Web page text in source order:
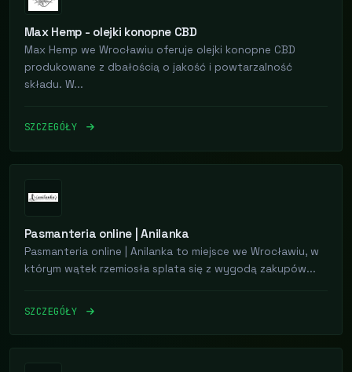
Max Hemp - olejki konopne CBD
Max Hemp we Wrocławiu oferuje olejki konopne CBD
produkowane z dbałością o jakość i powtarzalność
składu. W...
SZCZEGÓŁY
Pasmanteria online | Anilanka
Pasmanteria online | Anilanka to miejsce we Wrocławiu, w
którym wątek rzemiosła splata się z wygodą zakupów...
SZCZEGÓŁY